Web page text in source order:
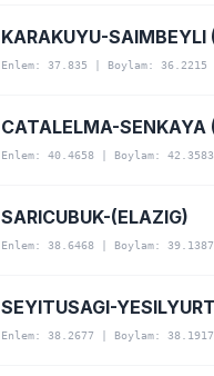
KARAKUYU-SAIMBEYLI
Enlem: 37.835 | Boylam: 36.2215
CATALELMA-SENKAYA
Enlem: 40.4658 | Boylam: 42.3583
SARICUBUK-(ELAZIG)
Enlem: 38.6468 | Boylam: 39.1387
SEYITUSAGI-
Enlem: 38.2677 | Boylam: 38.1917